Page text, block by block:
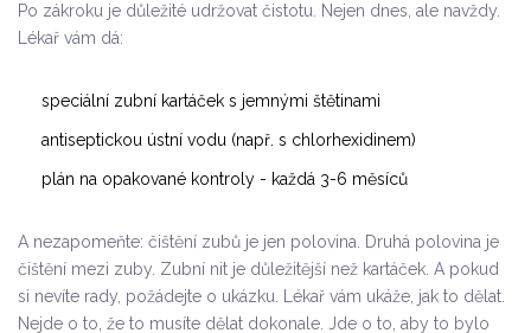
Po zákroku je důležité udržovat čistotu. Nejen dnes, ale navždy.
Lékař vám dá:
speciální zubní kartáček s jemnými štětinami
antiseptickou ústní vodu (např. s chlorhexidinem)
plán na opakované kontroly - každá 3-6 měsíců
A nezapomeňte: čištění zubů je jen polovina. Druhá polovina je
čištění mezi zuby. Zubní nit je důležitější než kartáček. A pokud
si nevíte rady, požádejte o ukázku. Lékař vám ukáže, jak to dělat.
Nejde o to, že to musíte dělat dokonale. Jde o to, aby to bylo